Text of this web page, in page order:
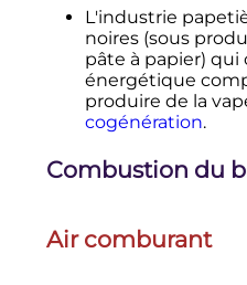
L'industrie
noires (sous
pâte à papier)
énergétique
produire de la
cogénération.
Combustion du
Air comburant